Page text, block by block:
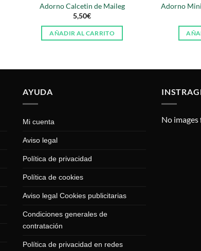
Adorno Calcetin de Maileg
5,50€
AÑADIR AL CARRITO
Adorno
AYUDA
Mi cuenta
Aviso legal
Política de privacidad
Política de cookies
Aviso legal Cookies publicitarias
Condiciones generales de
contratación
Política de privacidad en redes
No images